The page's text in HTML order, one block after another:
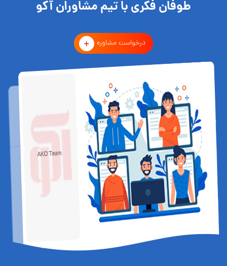
طوفان فکری با تیم مشاوران آکو
درخواست مشاوره